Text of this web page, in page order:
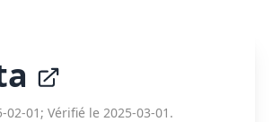
02-01; Vérifié le 2025-03-01.